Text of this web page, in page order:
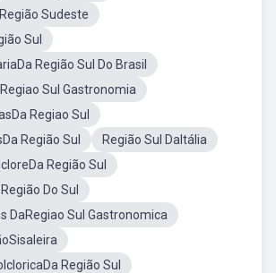
Sudeste
Sul
Região Sul Do Brasil
Sul Gastronomia
Regiao Sul
Região Sul
Região Sul DaItália
Região Sul
Do Sul
DaRegiao Sul Gastronomica
Região Sul